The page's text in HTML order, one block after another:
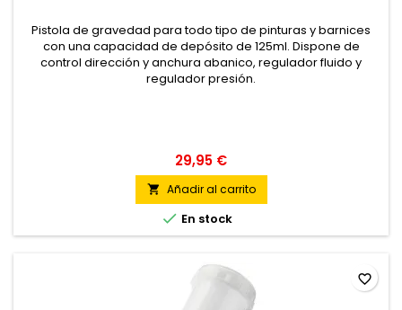
Pistola de gravedad para todo tipo de pinturas y barnices
con una capacidad de depósito de 125ml. Dispone de
control dirección y anchura abanico, regulador fluido y
regulador presión.
29,95 €
 Añadir al carrito
 En stock
favorite_border